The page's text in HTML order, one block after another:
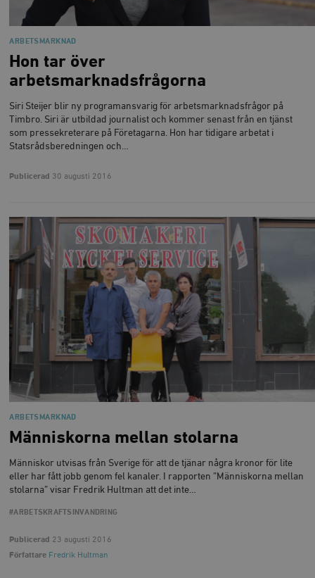
ARBETSMARKNAD
Hon tar över
arbetsmarknadsfrågorna
Siri Steijer blir ny programansvarig för arbetsmarknadsfrågor på
Timbro. Siri är utbildad journalist och kommer senast från en tjänst
som pressekreterare på Företagarna. Hon har tidigare arbetat i
Statsrådsberedningen och…
Publicerad 30 augusti 2016
ARBETSMARKNAD
Människorna mellan stolarna
Människor utvisas från Sverige för att de tjänar några kronor för lite
eller har fått jobb genom fel kanaler. I rapporten ”Människorna mellan
stolarna” visar Fredrik Hultman att det inte…
#ARBETSKRAFTSINVANDRING
Publicerad 23 augusti 2016
Författare Fredrik Hultman